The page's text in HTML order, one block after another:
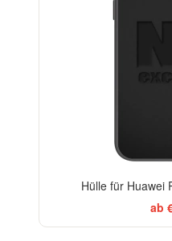
Hülle für Huawei
ab